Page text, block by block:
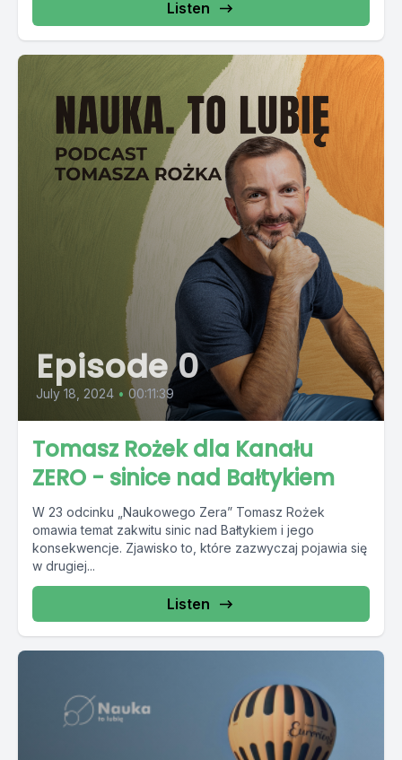
Listen
Episode 0
July 18, 2024 • 00:11:39
Tomasz Rożek dla Kanału
ZERO - sinice nad Bałtykiem
W 23 odcinku „Naukowego Zera” Tomasz Rożek
omawia temat zakwitu sinic nad Bałtykiem i jego
konsekwencje. Zjawisko to, które zazwyczaj pojawia się
w drugiej...
Listen